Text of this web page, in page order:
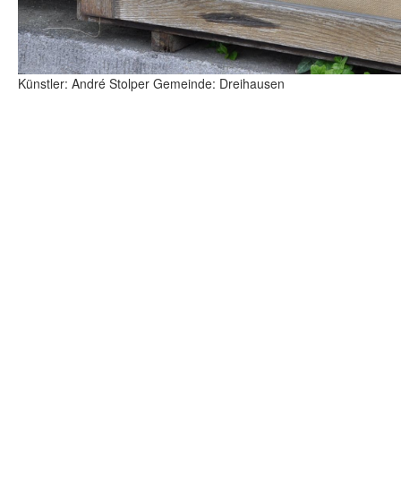
Künstler: André Stolper Gemeinde: Dreihausen